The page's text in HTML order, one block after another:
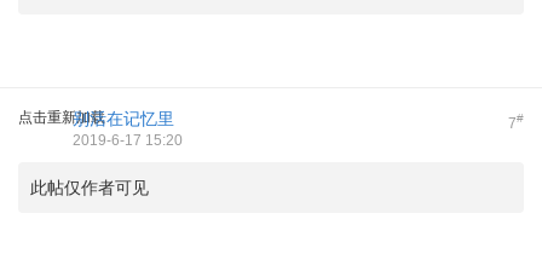
点击重新加载 7#
别活在记忆里
2019-6-17 15:20
此帖仅作者可见